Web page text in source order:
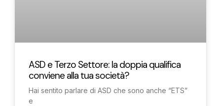
ASD e Terzo Settore: la doppia qualifica
conviene alla tua società?
Hai sentito parlare di ASD che sono anche “ETS”
e